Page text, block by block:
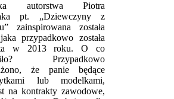
autorstwa Piotra
pt. „Dziewczyny z
zainspirowana została
przypadkowo została
w 2013 roku. O co
Przypadkowo
że panie będące
lub modelkami,
na kontrakty zawodowe,